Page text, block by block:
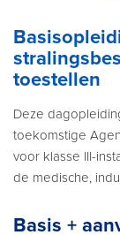
toestellen
Deze
toekomstige
voor klasse III-
de medische,
Basis +